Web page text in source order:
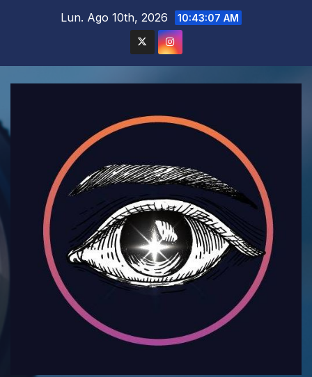
Lun. Ago 10th, 2026 10:43:08 AM